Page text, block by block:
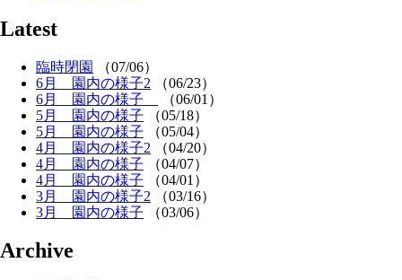
Latest
臨時閉園
（07/06）
6月 園内の様子2
（06/23）
6月 園内の様子
（06/01）
5月 園内の様子
（05/18）
5月 園内の様子
（05/04）
4月 園内の様子2
（04/20）
4月 園内の様子
（04/07）
4月 園内の様子
（04/01）
3月 園内の様子2
（03/16）
3月 園内の様子
（03/06）
Archive